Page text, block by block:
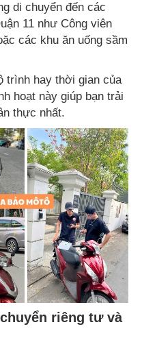
di chuyển đến các
11 như Công viên
các khu ăn uống sầm
trình hay thời gian của
hoạt này giúp bạn trải
thực nhất.
riêng tư và